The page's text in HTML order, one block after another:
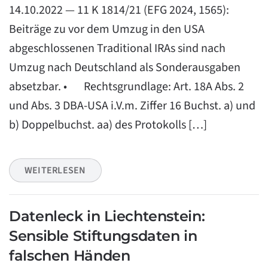
14.10.2022 — 11 K 1814/21 (EFG 2024, 1565):
Beiträge zu vor dem Umzug in den USA
abgeschlossenen Traditional IRAs sind nach
Umzug nach Deutschland als Sonderausgaben
absetzbar. • Rechtsgrundlage: Art. 18A Abs. 2
und Abs. 3 DBA-USA i.V.m. Ziffer 16 Buchst. a) und
b) Doppelbuchst. aa) des Protokolls […]
WEITERLESEN
Datenleck in Liechtenstein:
Sensible Stiftungsdaten in
falschen Händen